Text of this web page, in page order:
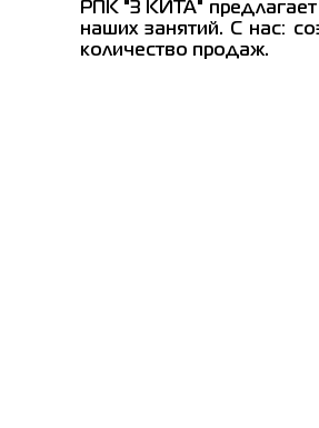
РПК "3 КИТА"
наших занятий. С нас:
количество продаж.